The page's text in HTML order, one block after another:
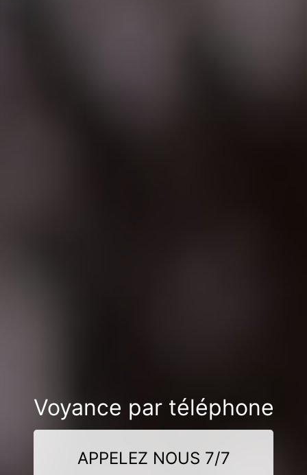
Voyance par téléphone
APPELEZ NOUS 7/7